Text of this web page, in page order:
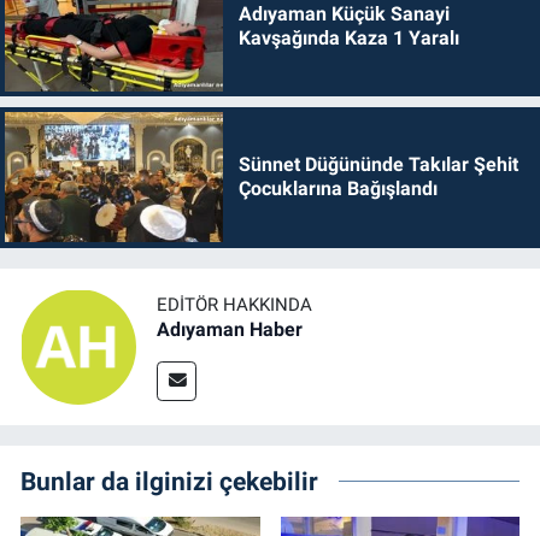
Adıyaman Küçük Sanayi
Kavşağında Kaza 1 Yaralı
Sünnet Düğününde Takılar Şehit
Çocuklarına Bağışlandı
EDITÖR HAKKINDA
Adıyaman Haber
Bunlar da ilginizi çekebilir